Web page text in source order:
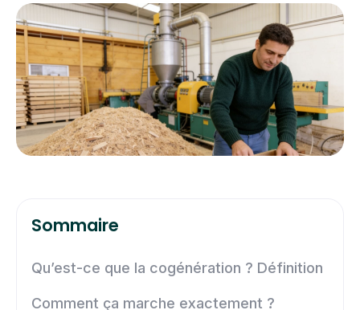
Sommaire
Qu’est-ce que la cogénération ? Définition
Comment ça marche exactement ?